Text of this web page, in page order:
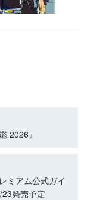
2026』
ミアム公式ガイ
発売予定